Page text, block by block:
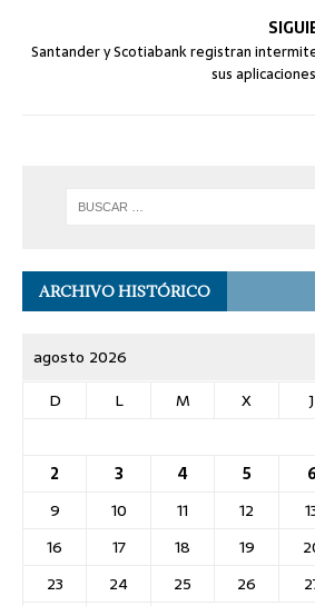
Santander y Scotiabank registran
sus
ARCHIVO HISTÓRICO
agosto 2026
D
L M X J
2
3 4 5 6
9
10 11 12
16
17 18 19
23
24 25 26